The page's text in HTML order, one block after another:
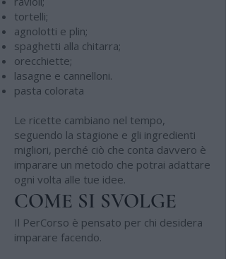
tortelli;
agnolotti e plin;
spaghetti alla chitarra;
orecchiette;
lasagne e cannelloni.
pasta colorata
Le ricette cambiano nel tempo,
seguendo la stagione e gli ingredienti
migliori, perché ciò che conta davvero è
imparare un metodo che potrai adattare
ogni volta alle tue idee.
COME SI SVOLGE
Il PerCorso è pensato per chi desidera
imparare facendo.